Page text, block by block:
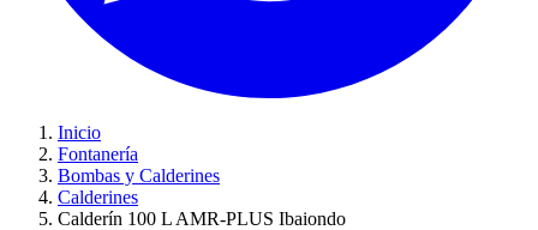
Inicio
Fontanería
Bombas y Calderines
Calderines
Calderín 100 L AMR-PLUS Ibaiondo